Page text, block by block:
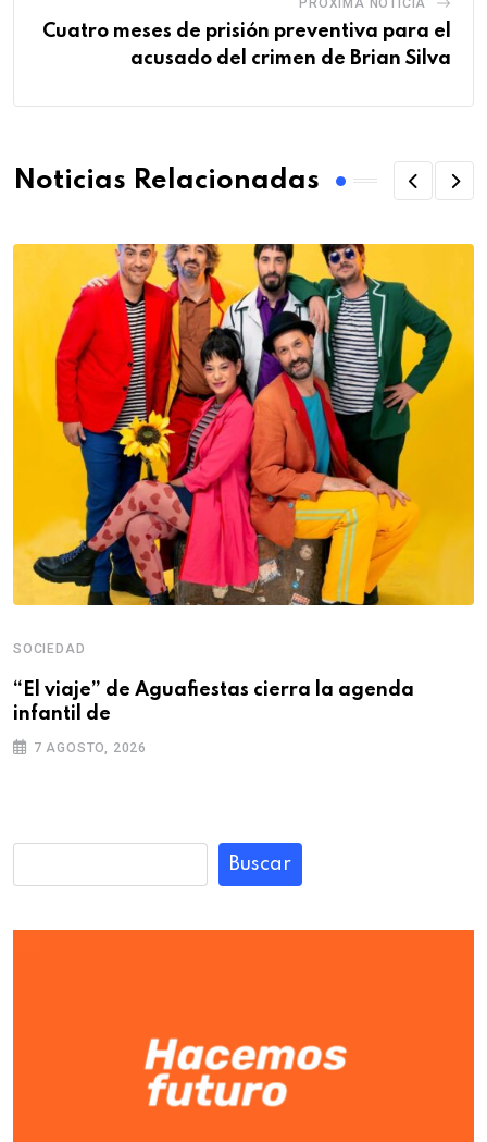
PRÓXIMA NOTICIA
Cuatro meses de prisión preventiva para el
acusado del crimen de Brian Silva
Noticias Relacionadas
SOCIEDAD
“El viaje” de Aguafiestas cierra la agenda
infantil de
7 AGOSTO, 2026
Buscar